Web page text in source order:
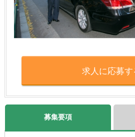
求人に応募す
募集要項